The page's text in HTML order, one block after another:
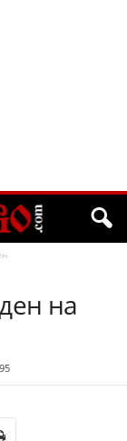
на